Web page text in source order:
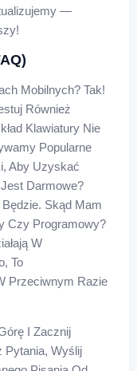
—
Mobilnych? Tak!
Również
Klawiatury Nie
Popularne
Aby Uzyskać
Darmowe?
Skąd Mam
Czy Programowy?
W
To
Przeciwnym Razie
I Zacznij
Pytania, Wyślij